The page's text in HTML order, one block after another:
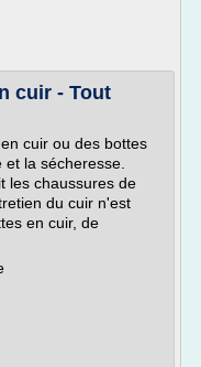
cuir - Tout
cuir ou des bottes
la sécheresse.
les chaussures de
du cuir n'est
en cuir, de